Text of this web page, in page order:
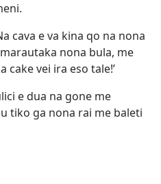
cava e va kina qo na nona
nona bula, me
cake vei ira eso tale!’
e dua na gone me
tiko ga nona rai me baleti